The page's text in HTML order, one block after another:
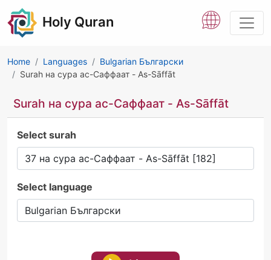
Holy Quran
Home Languages
Bulgarian Български
Surah на сура ас-Саффаат - As-Sāffāt
Surah на сура ас-Саффаат - As-Sāffāt
Select surah
Select language